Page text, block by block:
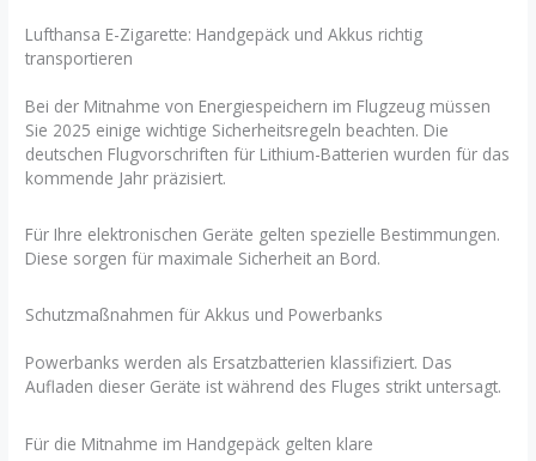
Lufthansa E-Zigarette: Handgepäck und Akkus richtig
transportieren
Bei der Mitnahme von Energiespeichern im Flugzeug müssen
Sie 2025 einige wichtige Sicherheitsregeln beachten. Die
deutschen Flugvorschriften für Lithium-Batterien wurden für das
kommende Jahr präzisiert.
Für Ihre elektronischen Geräte gelten spezielle Bestimmungen.
Diese sorgen für maximale Sicherheit an Bord.
Schutzmaßnahmen für Akkus und Powerbanks
Powerbanks werden als Ersatzbatterien klassifiziert. Das
Aufladen dieser Geräte ist während des Fluges strikt untersagt.
Für die Mitnahme im Handgepäck gelten klare